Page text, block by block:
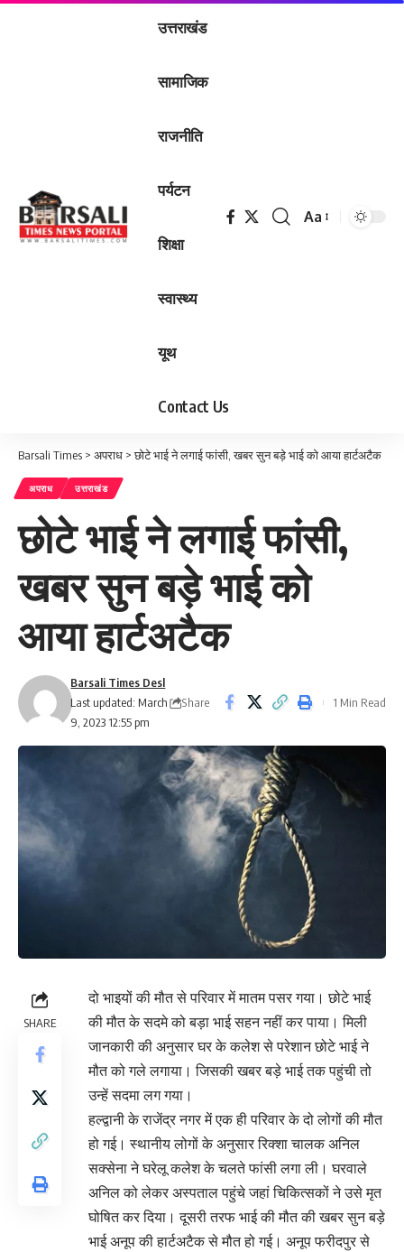
उत्तराखंड
सामाजिक
राजनीति
पर्यटन
शिक्षा
स्वास्थ्य
यूथ
Contact Us
Font
Aa
Barsali Times > अपराध >छोटे भाई ने लगाई फांसी, खबर सुन बड़े भाई को आया हार्टअटैक
अपराध उत्तराखंड
छोटे भाई ने लगाई फांसी,
खबर सुन बड़े भाई को
आया हार्टअटैक
Last updated: March
9, 2023 12:55 pm
Barsali Times Desl
Share
1 Min Read
SHARE
दो भाइयों की मौत से परिवार में मातम पसर गया। छोटे भाई
की मौत के सदमे को बड़ा भाई सहन नहीं कर पाया। मिली
जानकारी की अनुसार घर के कलेश से परेशान छोटे भाई ने
मौत को गले लगाया। जिसकी खबर बड़े भाई तक पहुंची तो
उन्हें सदमा लग गया।
हल्द्वानी के राजेंद्र नगर में एक ही परिवार के दो लोगों की मौत
हो गई। स्थानीय लोगों के अनुसार रिक्शा चालक अनिल
सक्सेना ने घरेलू कलेश के चलते फांसी लगा ली। घरवाले
अनिल को लेकर अस्पताल पहुंचे जहां चिकित्सकों ने उसे मृत
घोषित कर दिया। दूसरी तरफ भाई की मौत की खबर सुन बड़े
भाई अनूप की हार्टअटैक से मौत हो गई। अनूप फरीदपुर से